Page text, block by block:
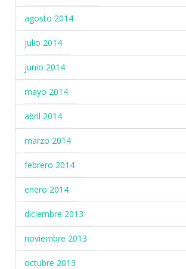
agosto 2014
julio 2014
junio 2014
mayo 2014
abril 2014
marzo 2014
febrero 2014
enero 2014
diciembre 2013
noviembre 2013
octubre 2013